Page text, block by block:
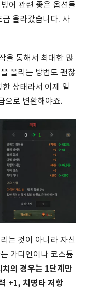
어 관련 좋은 옵션들
올라갔습니다. 사
을 통해서 최대한 많
올리는 방법도 괜찮
상태라서 이제 일
으로 변환해야죠.
는 것이 아니라 자신
가디언이나 코스튬
의 경우는 1단계만
+1, 치명타 저항